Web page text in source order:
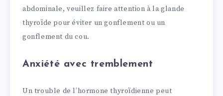
abdominale, veuillez faire attention à la glande
thyroïde pour éviter un gonflement ou un
gonflement du cou.
Anxiété avec tremblement
Un trouble de l’hormone thyroïdienne peut